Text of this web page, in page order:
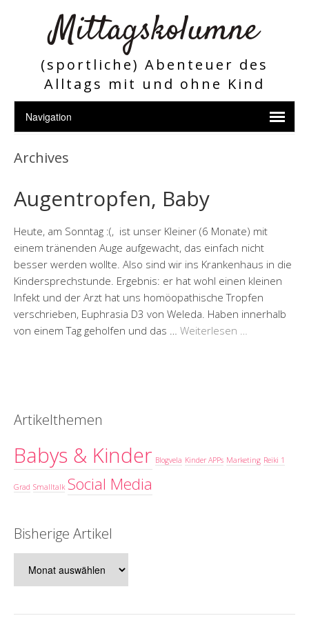
Mittagskolumne
(sportliche) Abenteuer des
Alltags mit und ohne Kind
Archives
Augentropfen, Baby
Heute, am Sonntag :(, ist unser Kleiner (6 Monate) mit
einem tränenden Auge aufgewacht, das einfach nicht
besser werden wollte. Also sind wir ins Krankenhaus in die
Kindersprechstunde. Ergebnis: er hat wohl einen kleinen
Infekt und der Arzt hat uns homöopathische Tropfen
verschrieben, Euphrasia D3 von Weleda. Haben innerhalb
von einem Tag geholfen und das … Weiterlesen …
Artikelthemen
Babys & Kinder Blogvela Kinder APPs Marketing Reiki 1
Grad Smalltalk Social Media
Bisherige Artikel
Artikel